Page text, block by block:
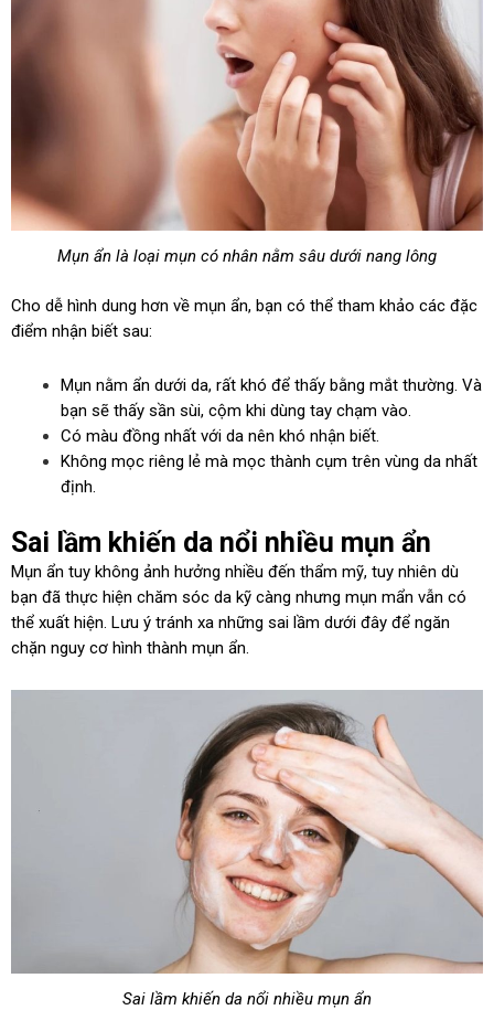
Mụn ẩn là loại mụn có nhân nằm sâu dưới nang lông
Cho dễ hình dung hơn về mụn ẩn, bạn có thể tham khảo các đặc
điểm nhận biết sau:
Mụn nằm ẩn dưới da, rất khó để thấy bằng mắt thường. Và
bạn sẽ thấy sần sùi, cộm khi dùng tay chạm vào.
Có màu đồng nhất với da nên khó nhận biết.
Không mọc riêng lẻ mà mọc thành cụm trên vùng da nhất
định.
Sai lầm khiến da nổi nhiều mụn ẩn
Mụn ẩn tuy không ảnh hưởng nhiều đến thẩm mỹ, tuy nhiên dù
bạn đã thực hiện chăm sóc da kỹ càng nhưng mụn mẩn vẫn có
thể xuất hiện. Lưu ý tránh xa những sai lầm dưới đây để ngăn
chặn nguy cơ hình thành mụn ẩn.
Sai lầm khiến da nổi nhiều mụn ẩn